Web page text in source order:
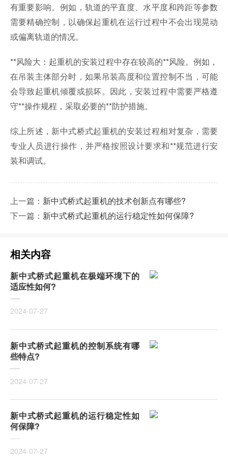
有重要影响。例如，轨道的平直度、水平度和跨距等参数
需要精确控制，以确保起重机在运行过程中不会出现晃动
或偏离轨道的情况。
**风险大：起重机的安装过程中存在较高的**风险。例如，
在吊装主体部分时，如果吊装高度和位置控制不当，可能
会导致起重机倾覆或损坏。因此，安装过程中需要严格遵
守**操作规程，采取必要的**防护措施。
综上所述，新中式桥式起重机的安装过程相对复杂，需要
专业人员进行操作，并严格按照设计要求和**规范进行安
装和调试。
上一篇： 新中式桥式起重机的技术创新点有哪些?
下一篇： 新中式桥式起重机的运行稳定性如何保障?
相关内容
新中式桥式起重机在极端环境下的
适应性如何?
2024-07-27
新中式桥式起重机的控制系统有哪
些特点?
2024-07-27
新中式桥式起重机的运行稳定性如
何保障?
2024-07-27